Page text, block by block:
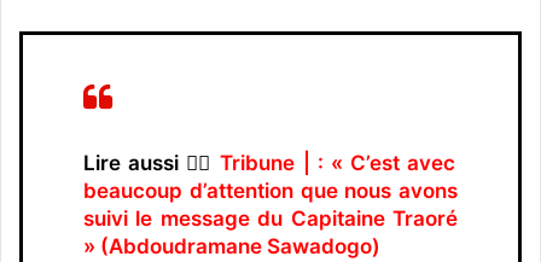
Lire aussi 👉🏿Tribune | : « C’est avec
beaucoup d’attention que nous avons
suivi le message du Capitaine Traoré
» (Abdoudramane Sawadogo)